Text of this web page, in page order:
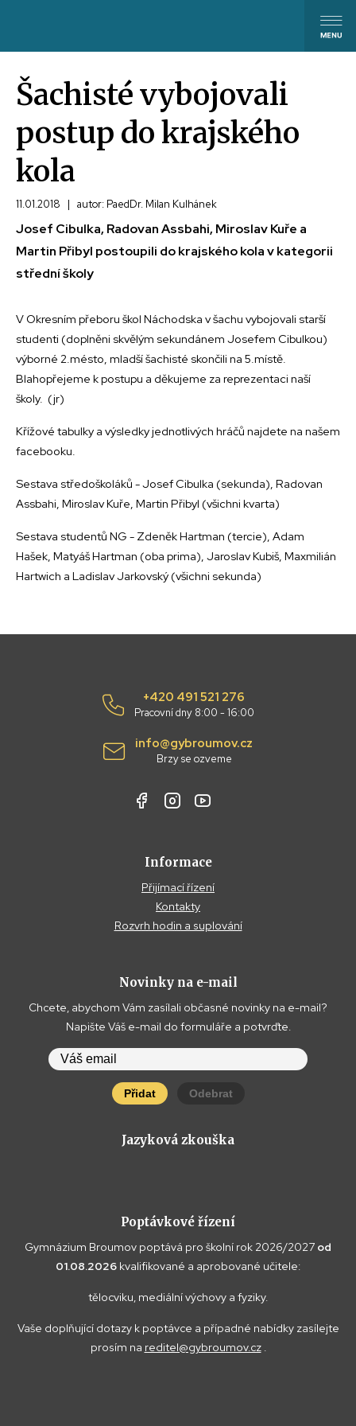
Šachisté vybojovali
postup do krajského
kola
11.01.2018 | autor: PaedDr. Milan Kulhánek
Josef Cibulka, Radovan Assbahi, Miroslav Kuře a
Martin Přibyl postoupili do krajského kola v kategorii
střední školy
V Okresním přeboru škol Náchodska v šachu vybojovali starší
studenti (doplněni skvělým sekundánem Josefem Cibulkou)
výborné 2.mésto, mladší šachisté skončili na 5.místě.
Blahopřejeme k postupu a děkujeme za reprezentaci naší
školy. (jr)
Křížové tabulky a výsledky jednotlivých hráčů najdete na našem
facebooku.
Sestava středoškoláků - Josef Cibulka (sekunda), Radovan
Assbahi, Miroslav Kuře, Martin Přibyl (všichni kvarta)
Sestava studentů NG - Zdeněk Hartman (tercie), Adam
Hašek, Matyáš Hartman (oba prima), Jaroslav Kubiš, Maxmilián
Hartwich a Ladislav Jarkovský (všichni sekunda)
+420 491 521 276
Pracovní dny 8:00 - 16:00
info@gybroumov.cz
Brzy se ozveme
Informace
Přijímací řízení
Kontakty
Rozvrh hodin a suplování
Novinky na e-mail
Chcete, abychom Vám zasílali občasné novinky na e-mail?
Napište Váš e-mail do formuláře a potvrďte.
Přidat Odebrat
Jazyková zkouška
Poptávkové řízení
Gymnázium Broumov poptává pro školní rok 2026/2027 od
01.08.2026 kvalifikované a aprobované učitele:
tělocviku, mediální výchovy a fyziky.
Vaše doplňující dotazy k poptávce a případné nabídky zasílejte
prosím na reditel@gybroumov.cz.